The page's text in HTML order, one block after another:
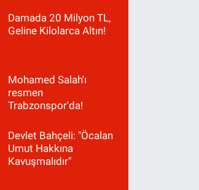
Damada 20 Milyon TL,
Geline Kilolarca Altın!
Mohamed Salah'ı
resmen
Trabzonspor'da!
Devlet Bahçeli: "Öcalan
Umut Hakkına
Kavuşmalıdır"